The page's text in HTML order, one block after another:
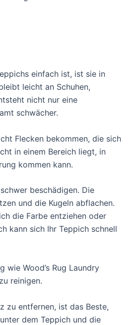
einfach ist, ist sie in
leicht an Schuhen,
nicht nur eine
schwächer.
Flecken bekommen, die sich
in einem Bereich liegt, in
kommen kann.
beschädigen. Die
und die Kugeln abflachen.
die Farbe entziehen oder
kann sich Ihr Teppich schnell
wie Wood’s Rug Laundry
reinigen.
zu entfernen, ist das Beste,
dem Teppich und die